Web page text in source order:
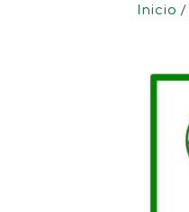
Inicio /